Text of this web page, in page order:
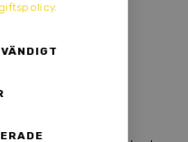
m. Elstart